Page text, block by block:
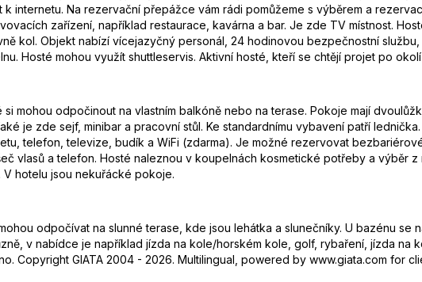
internetu. Na rezervační přepážce vám rádi pomůžeme s výběrem a
zařízení, například restaurace, kavárna a bar. Je zde TV místnost.
kol. Objekt nabízí vícejazyčný personál, 24 hodinovou bezpečnostní službu,
Hosté mohou využít shuttleservis. Aktivní hosté, kteří se chtějí projet po
mohou odpočinout na vlastním balkóně nebo na terase. Pokoje mají
je zde sejf, minibar a pracovní stůl. Ke standardnímu vybavení patří
telefon, televize, budík a WiFi (zdarma). Je možné rezervovat
vlasů a telefon. Hosté naleznou v koupelnách kosmetické potřeby a výběr z
hotelu jsou nekuřácké pokoje.
odpočívat na slunné terase, kde jsou lehátka a slunečníky. U bazénu se
v nabídce je například jízda na kole/horském kole, golf, rybaření, jízda na
Copyright GIATA 2004 - 2026. Multilingual, powered by www.giata.com for